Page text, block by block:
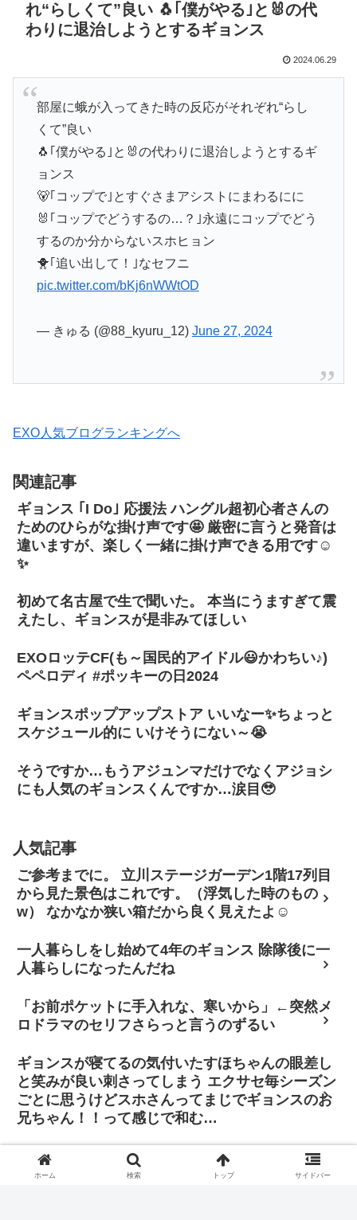
れ“らしくて”良い 🐧｢僕がやる｣と🐰の代
わりに退治しようとするギョンス
2024.06.29
部屋に蛾が入ってきた時の反応がそれぞれ“らし
くて”良い
🐧｢僕がやる｣と🐰の代わりに退治しようとするギ
ョンス
🐻‍｢コップで｣とすぐさまアシストにまわるにに
🐰｢コップでどうするの…？｣永遠にコップでどう
するのか分からないスホヒョン
🐥｢追い出して！｣なセフニ
pic.twitter.com/bKj6nWWtOD
— きゅる (@88_kyuru_12) June 27, 2024
EXO人気ブログランキングへ
関連記事
ギョンス ｢I Do｣ 応援法 ハングル超初心者さんの
ためのひらがな掛け声です🤩 厳密に言うと発音は
違いますが、楽しく一緒に掛け声できる用です☺️
✨
初めて名古屋で生で聞いた。 本当にうますぎて震
えたし、ギョンスが是非みてほしい
EXOロッテCF(も～国民的アイドル😃かわちい♪)
ペペロディ #ポッキーの日2024
ギョンスポップアップストア いいなー✨ちょっと
スケジュール的に いけそうにない～😭
そうですか…もうアジュンマだけでなくアジョシ
にも人気のギョンスくんですか…涙目🥹
人気記事
ご参考までに。 立川ステージガーデン1階17列目
から見た景色はこれです。（浮気した時のもの
w） なかなか狭い箱だから良く見えたよ☺
一人暮らしをし始めて4年のギョンス 除隊後に一
人暮らしになったんだね
「お前ポケットに手入れな、寒いから」←突然メ
ロドラマのセリフさらっと言うのずるい
ギョンスが寝てるの気付いたすほちゃんの眼差し
と笑みが良い刺さってしまう エクサセ毎シーズン
ごとに思うけどスホさんってまじでギョンスのお
兄ちゃん！！って感じで和む…
「その判断に振り回されたくはありません。僕は
自分の立ち位置で全力を尽くし、歌手と俳優双方
ホーム 検索 トップ サイドバー